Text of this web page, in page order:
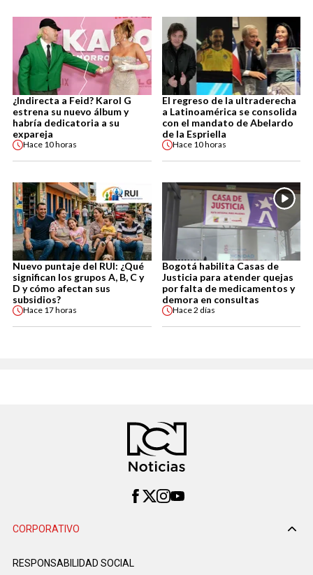
¿Indirecta a Feid? Karol G
estrena su nuevo álbum y
habría dedicatoria a su
expareja
Hace 10 horas
El regreso de la ultraderecha
a Latinoamérica se consolida
con el mandato de Abelardo
de la Espriella
Hace 10 horas
Nuevo puntaje del RUI: ¿Qué
significan los grupos A, B, C y
D y cómo afectan sus
subsidios?
Hace 17 horas
Bogotá habilita Casas de
Justicia para atender quejas
por falta de medicamentos y
demora en consultas
Hace2 días
CORPORATIVO
RESPONSABILIDAD SOCIAL